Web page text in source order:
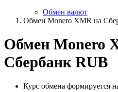
Обмен валют
Обмен Monero XMR на
Обмен Monero
Сбербанк RUB
Курс обмена формируется